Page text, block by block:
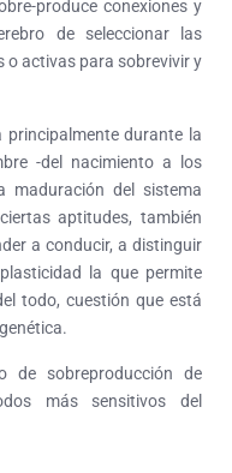
produce conexiones y
de seleccionar las
o activas para sobrevivir y
principalmente durante la
-del nacimiento a los
maduración del sistema
aptitudes, también
a conducir, a distinguir
la que permite
todo, cuestión que está
de sobreproducción de
más sensitivos del